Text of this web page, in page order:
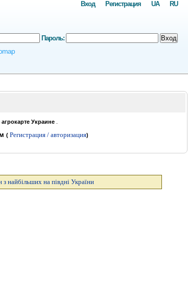
RU
UA
Регистрация
Вход
Пароль: Вход
агрокарте Украине
( Регистрация / авторизация)
з найбільших на півдні України